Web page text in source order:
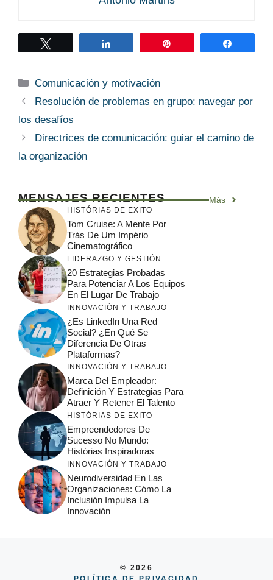
Categorías
Comunicación y motivación
Resolución de problemas en grupo: navegar por
los desafíos
Directrices de comunicación: guiar el camino de
la organización
MENSAJES RECIENTES Más
HISTÓRIAS DE EXITO
Tom Cruise: A Mente Por
Trás De Um Império
Cinematográfico
LIDERAZGO Y GESTIÓN
20 Estrategias Probadas
Para Potenciar A Los Equipos
En El Lugar De Trabajo
INNOVACIÓN Y TRABAJO
¿Es LinkedIn Una Red
Social? ¿En Qué Se
Diferencia De Otras
Plataformas?
INNOVACIÓN Y TRABAJO
Marca Del Empleador:
Definición Y Estrategias Para
Atraer Y Retener El Talento
HISTÓRIAS DE EXITO
Empreendedores De
Sucesso No Mundo:
Histórias Inspiradoras
INNOVACIÓN Y TRABAJO
Neurodiversidad En Las
Organizaciones: Cómo La
Inclusión Impulsa La
Innovación
© 2026